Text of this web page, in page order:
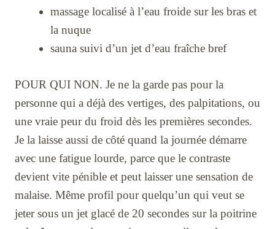
massage localisé à l’eau froide sur les bras et
la nuque
sauna suivi d’un jet d’eau fraîche bref
POUR QUI NON. Je ne la garde pas pour la
personne qui a déjà des vertiges, des palpitations, ou
une vraie peur du froid dès les premières secondes.
Je la laisse aussi de côté quand la journée démarre
avec une fatigue lourde, parce que le contraste
devient vite pénible et peut laisser une sensation de
malaise. Même profil pour quelqu’un qui veut se
jeter sous un jet glacé de 20 secondes sur la poitrine